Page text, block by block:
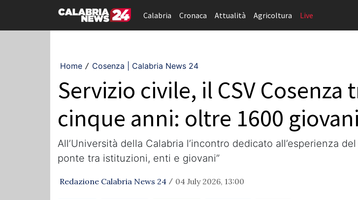
Calabria Cronaca Attualità Agricoltura Live
Home / Cosenza | Calabria News 24
Servizio civile, il CSV
cinque anni: oltre 1600
All’Università della Calabria l’incontro dedicato all’esperienza
ponte tra istituzioni, enti e giovani”
Redazione Calabria News 24 / 04 July 2026, 13:00